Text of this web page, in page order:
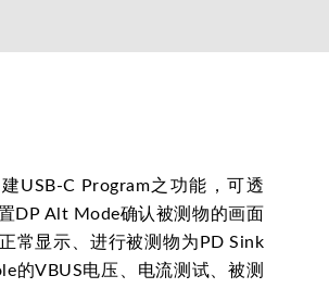
USB-C Program之功能，可透
DP Alt Mode确认被测物的画面
常显示、进行被测物为PD Sink
的VBUS电压、电流测试、被测